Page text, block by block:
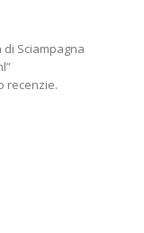
di Sciampagna
recenzie.